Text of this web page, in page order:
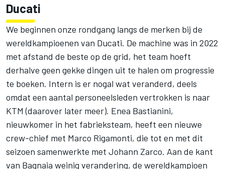
Ducati
We beginnen onze rondgang langs de merken bij de
wereldkampioenen van Ducati. De machine was in 2022
met afstand de beste op de grid, het team hoeft
derhalve geen gekke dingen uit te halen om progressie
te boeken. Intern is er nogal wat veranderd, deels
omdat een aantal personeelsleden vertrokken is naar
KTM (daarover later meer). Enea Bastianini,
nieuwkomer in het fabrieksteam, heeft een nieuwe
crew-chief met Marco Rigamonti, die tot en met dit
seizoen samenwerkte met Johann Zarco. Aan de kant
van Bagnaia weinig verandering, de wereldkampioen